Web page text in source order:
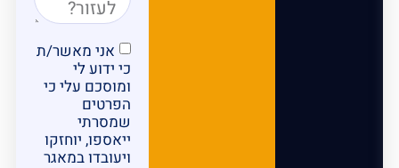
אני מאשר/ת
כי ידוע לי
ומוסכם עלי כי
הפרטים
שמסרתי
ייאספו, יוחזקו
ויעובדו במאגר